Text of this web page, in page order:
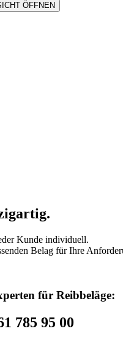
ÖFFNEN
Kunde individuell.
Belag für Ihre
für Reibbeläge:
785 95 00